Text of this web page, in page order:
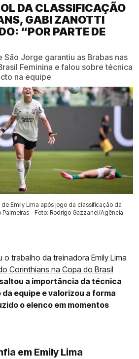
DA CLASSIFICAÇÃO
GABI ZANOTTI
“POR PARTE DE
São Jorge garantiu as Brabas nas
Feminina e falou sobre técnica
na equipe
Emily Lima após jogo da classificação da
- Foto: Rodrigo Gazzanel/Agência
trabalho da treinadora Emily Lima
Corinthians na Copa do Brasil
a importância da técnica
equipe e valorizou a forma
o elenco em momentos
em Emily Lima